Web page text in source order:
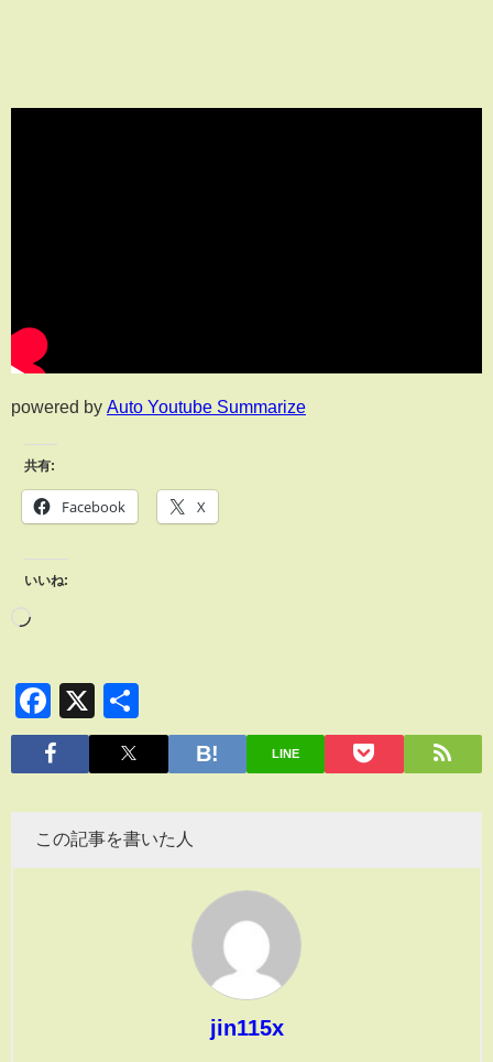
powered by Auto Youtube Summarize
共有:
Facebook X
いいね:
Facebook
X
有
LINE
この記事を書いた人
jin115x